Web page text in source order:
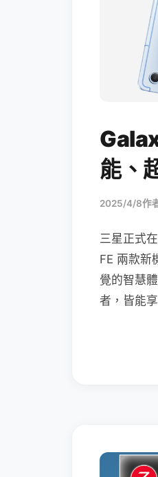
能、
2025/4/8作
三星正式
FE 兩款新
覺的智慧
者，皆能